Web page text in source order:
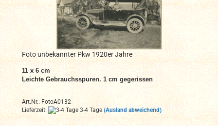
Foto unbekannter Pkw 1920er Jahre
11 x 6 cm
Leichte Gebrauchsspuren. 1 cm gegerissen
Art.Nr.: FotoA0132
Lieferzeit:
3-4 Tage (Ausland abweichend)